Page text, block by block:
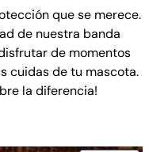
que se merece.
de nuestra banda
de momentos
cuidas de tu mascota.
la diferencia!